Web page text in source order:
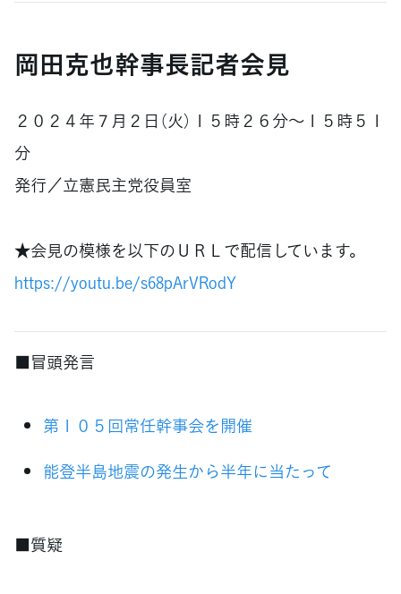
岡田克也幹事長記者会見
２０２４年７月２日（火）１５時２６分～１５時５１
分
発行／立憲民主党役員室
★会見の模様を以下のＵＲＬで配信しています。
https://youtu.be/s68pArVRodY
■冒頭発言
第１０５回常任幹事会を開催
能登半島地震の発生から半年に当たって
■質疑